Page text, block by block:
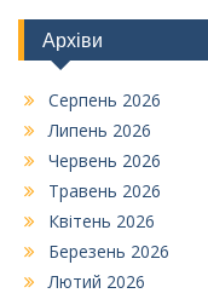
Архіви
Серпень 2026
Липень 2026
Червень 2026
Травень 2026
Квітень 2026
Березень 2026
Лютий 2026